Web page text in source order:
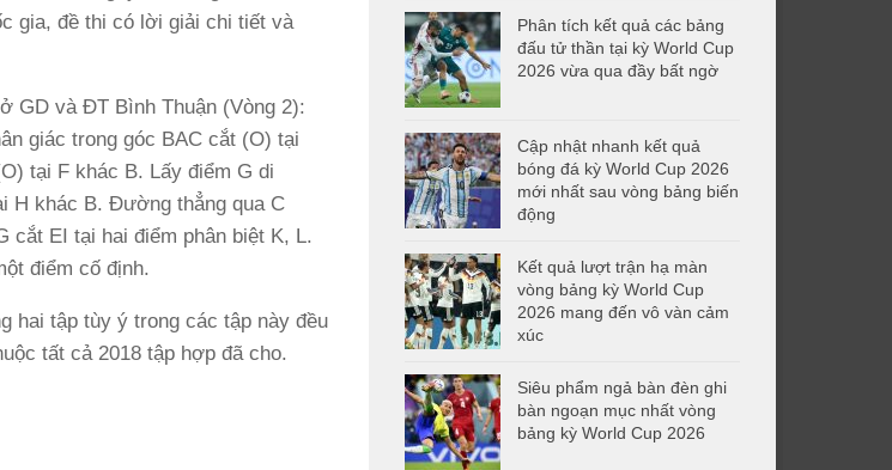
gia, đề thi có lời giải chi tiết và
GD và ĐT Bình Thuận (Vòng 2):
giác trong góc BAC cắt (O) tại
tại F khác B. Lấy điểm G di
H khác B. Đường thẳng qua C
cắt EI tại hai điểm phân biệt K, L.
điểm cố định.
hai tập tùy ý trong các tập này đều
tất cả 2018 tập hợp đã cho.
Phân tích kết quả các bảng
đấu tử thần tại kỳ World Cup
2026 vừa qua đầy bất ngờ
Cập nhật nhanh kết quả
bóng đá kỳ World Cup 2026
mới nhất sau vòng bảng biến
động
Kết quả lượt trận hạ màn
vòng bảng kỳ World Cup
2026 mang đến vô vàn cảm
xúc
Siêu phẩm ngả bàn đèn ghi
bàn ngoạn mục nhất vòng
bảng kỳ World Cup 2026